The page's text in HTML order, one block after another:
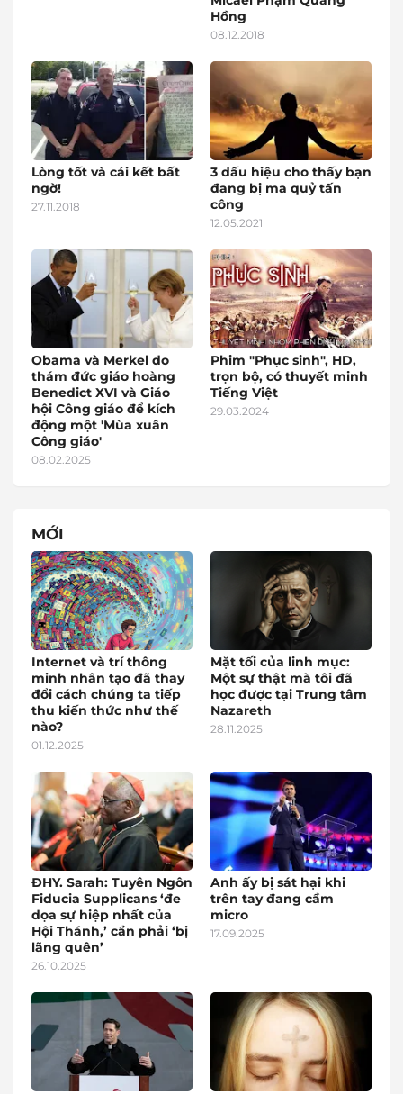
Hồng
08.12.2018
Lòng tốt và cái kết bất
ngờ!
27.11.2018
3 dấu hiệu cho thấy bạn
đang bị ma quỷ tấn
công
12.05.2021
Obama và Merkel do
thám đức giáo hoàng
Benedict XVI và Giáo
hội Công giáo để kích
động một 'Mùa xuân
Công giáo'
08.02.2025
Phim "Phục sinh", HD,
trọn bộ, có thuyết minh
Tiếng Việt
29.03.2024
MỚI
Internet và trí thông
minh nhân tạo đã thay
đổi cách chúng ta tiếp
thu kiến thức như thế
nào?
01.12.2025
Mặt tối của linh mục:
Một sự thật mà tôi đã
học được tại Trung tâm
Nazareth
28.11.2025
ĐHY. Sarah: Tuyên Ngôn
Fiducia Supplicans ‘đe
dọa sự hiệp nhất của
Hội Thánh,’ cần phải ‘bị
lãng quên’
26.10.2025
Anh ấy bị sát hại khi
trên tay đang cầm
micro
17.09.2025